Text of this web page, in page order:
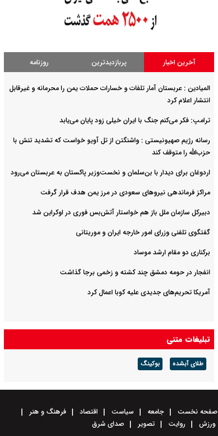
آخرین اخبار پربازدیدترین روزنامه
المیادین : عربستان آمار تلفات و خسارات حملات یمن را محرمانه و غیرقابل
انتشار اعلام کرد
ترامپ: فکر می‌کنم جنگ با ایران خیلی زود پایان می‌یابد
رسانه رژیم صهیونیستی : واشنگتن از تل آویو خواست که تشدید تنش با
حزب‌الله را متوقف کند
اردوغان برای دیدار با بن‌سلمان و نخست‌وزیر پاکستان به عربستان می‌رود
مراکز فرماندهی نیروهای سعودی در مرز یمن هدف قرار گرفت
دبیرکل سازمان ملل باز هم خواستار آتش‌بس فوری در اوکراین شد
گفتگوی تلفنی وزرای امور خارجه ایران و موریتانی
برکناری دو مقام ارشد موساد
انفجار در حومه دمشق چند کشته و زخمی برجا گذاشت
آمریکا تحریم‌های جدیدی علیه کوبا اعمال کرد
تبلیغات متنی
طلای آبشده بوکینگ
صفحه نخست جامعه سیاست اقتصاد
فرهنگ و هنر
ورزش
روایت تصویر صدای شرق